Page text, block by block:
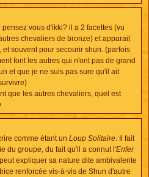
vous d'ikki? il a 2 facettes (vu
chevaliers de bronze) et apparait
souvent pour secourir shun. (parfois
font les autres qui n'ont pas de grand
et que je ne suis pas sure qu'il ait
que les autres chevaliers, quel est
comme étant un Loup Solitaire . Il fait
du groupe, du fait qu'il a connut l'Enfer
expliquer sa nature dite ambivalente
renforcée vis-à-vis de Shun d'autre